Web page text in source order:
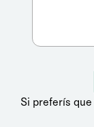
Si preferís